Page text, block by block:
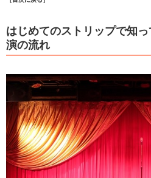
はじめてのストリップで知
演の流れ